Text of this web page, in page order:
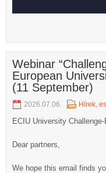
Webinar
European
(11 September)
2026.07.06. Hírek,
ECIU University
Dear partners,
We hope this email finds